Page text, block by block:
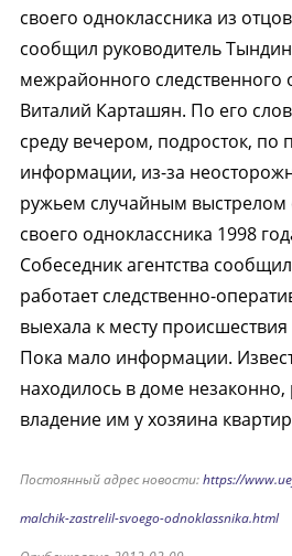
своего одноклассника из
сообщил руководитель
межрайонного следственного
Виталий Карташян. По его
среду вечером, подросток, по
информации, из-за
ружьем случайным выстрелом
своего одноклассника 1998
Собеседник агентства
работает следственно-
выехала к месту происшествия
Пока мало информации.
находилось в доме
владение им у хозяина
Постоянный адрес новости:https://
malchik-zastrelil-svoego-odnoklassnika.html